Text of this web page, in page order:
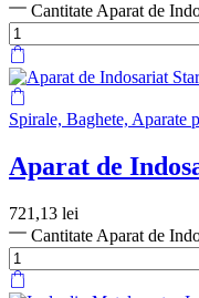
Cantitate Aparat de
Spirale, Baghete, Aparate
Aparat de
721,13 lei
Cantitate Aparat de